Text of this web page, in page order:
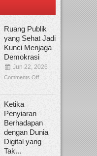
Ruang Publik
yang Sehat Jadi
Kunci Menjaga
Demokrasi
Jun 22, 2026
Comments Off
Ketika
Penyiaran
Berhadapan
dengan Dunia
Digital yang
Tak...